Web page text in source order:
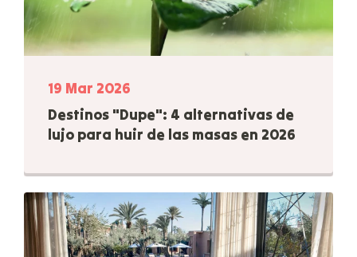
19 Mar 2026
Destinos "Dupe": 4 alternativas de
lujo para huir de las masas en 2026